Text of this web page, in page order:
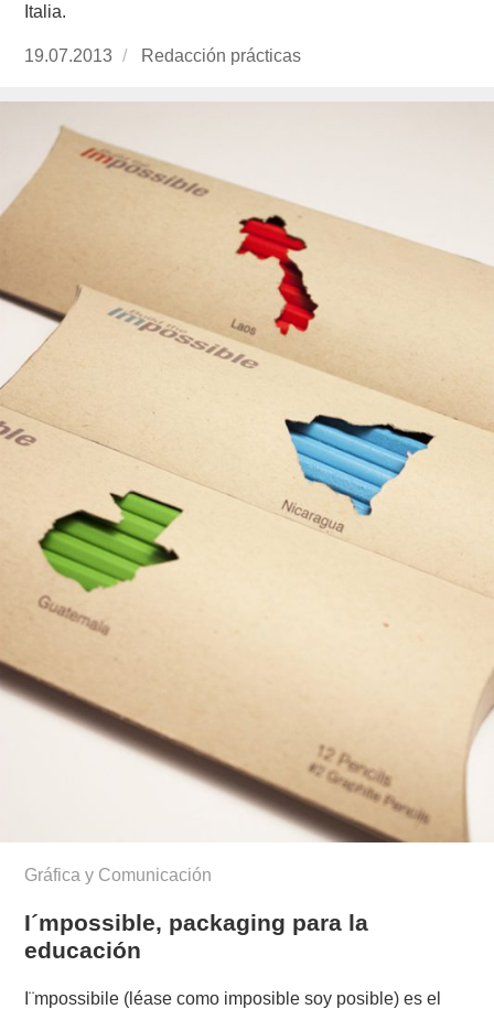
Italia.
Publicado
19.07.2013
https://www.experimenta.es/author/redaccion-
Redacción prácticas
Gráfica y Comunicación
I´mpossible, packaging para la
educación
I¨mpossibile (léase como imposible soy posible) es el